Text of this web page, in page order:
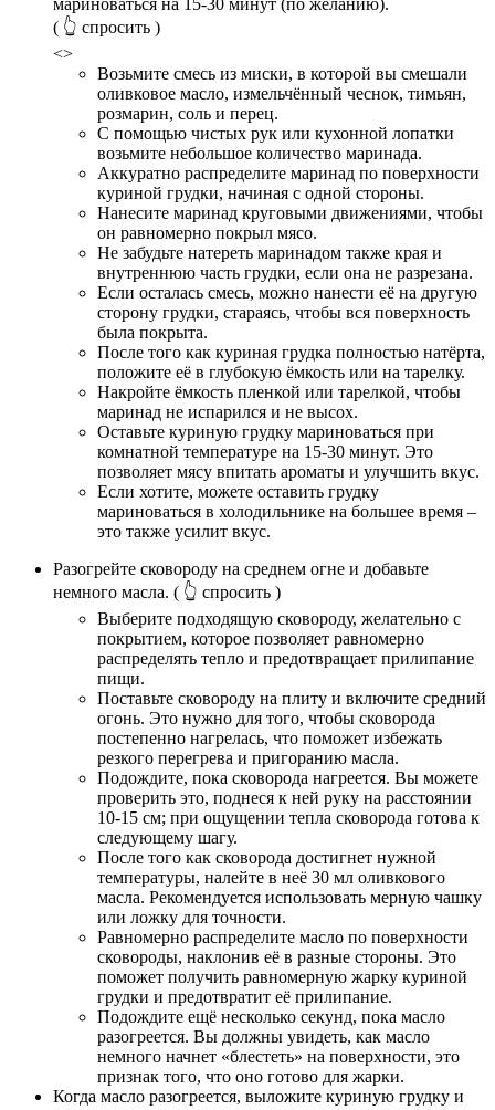
мариноваться на 15-30 минут (по желанию).
( 👆 спросить )
<>
Возьмите смесь из миски, в которой вы смешали
оливковое масло, измельчённый чеснок, тимьян,
розмарин, соль и перец.
С помощью чистых рук или кухонной лопатки
возьмите небольшое количество маринада.
Аккуратно распределите маринад по поверхности
куриной грудки, начиная с одной стороны.
Нанесите маринад круговыми движениями, чтобы
он равномерно покрыл мясо.
Не забудьте натереть маринадом также края и
внутреннюю часть грудки, если она не разрезана.
Если осталась смесь, можно нанести её на другую
сторону грудки, стараясь, чтобы вся поверхность
была покрыта.
После того как куриная грудка полностью натёрта,
положите её в глубокую ёмкость или на тарелку.
Накройте ёмкость пленкой или тарелкой, чтобы
маринад не испарился и не высох.
Оставьте куриную грудку мариноваться при
комнатной температуре на 15-30 минут. Это
позволяет мясу впитать ароматы и улучшить вкус.
Если хотите, можете оставить грудку
мариноваться в холодильнике на большее время –
это также усилит вкус.
Разогрейте сковороду на среднем огне и добавьте
немного масла. ( 👆 спросить )
Выберите подходящую сковороду, желательно с
покрытием, которое позволяет равномерно
распределять тепло и предотвращает прилипание
пищи.
Поставьте сковороду на плиту и включите средний
огонь. Это нужно для того, чтобы сковорода
постепенно нагрелась, что поможет избежать
резкого перегрева и пригоранию масла.
Подождите, пока сковорода нагреется. Вы можете
проверить это, поднеся к ней руку на расстоянии
10-15 см; при ощущении тепла сковорода готова к
следующему шагу.
После того как сковорода достигнет нужной
температуры, налейте в неё 30 мл оливкового
масла. Рекомендуется использовать мерную чашку
или ложку для точности.
Равномерно распределите масло по поверхности
сковороды, наклонив её в разные стороны. Это
поможет получить равномерную жарку куриной
грудки и предотвратит её прилипание.
Подождите ещё несколько секунд, пока масло
разогреется. Вы должны увидеть, как масло
немного начнет «блестеть» на поверхности, это
признак того, что оно готово для жарки.
Когда масло разогреется, выложите куриную грудку и